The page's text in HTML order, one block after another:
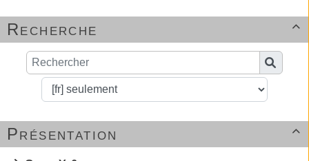

Recherche

Présentation